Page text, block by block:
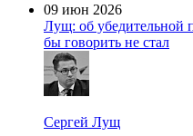
09 июн 2026
Лущ: об убедительной
бы говорить не стал
Сергей Лущ